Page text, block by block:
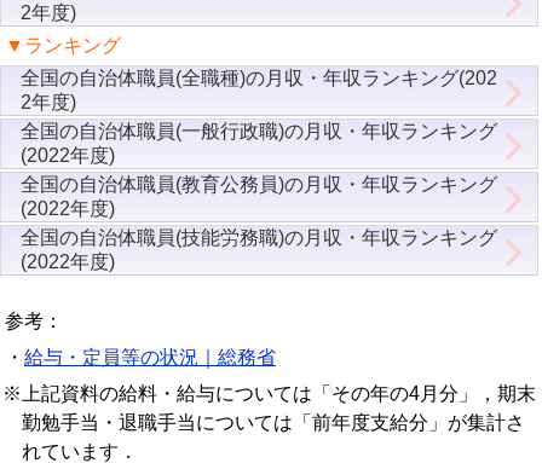
2年度)
▼ランキング
全国の自治体職員(全職種)の月収・年収ランキング(202
2年度)
全国の自治体職員(一般行政職)の月収・年収ランキング
(2022年度)
全国の自治体職員(教育公務員)の月収・年収ランキング
(2022年度)
全国の自治体職員(技能労務職)の月収・年収ランキング
(2022年度)
参考：
・ 給与・定員等の状況｜総務省
※上記資料の給料・給与については「その年の4月分」，期末
勤勉手当・退職手当については「前年度支給分」が集計さ
れています．